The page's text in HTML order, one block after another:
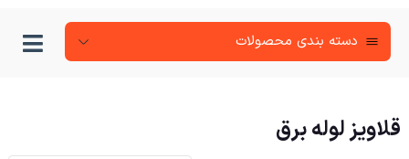
دسته‌ بندی محصولات
قلاویز لوله برق